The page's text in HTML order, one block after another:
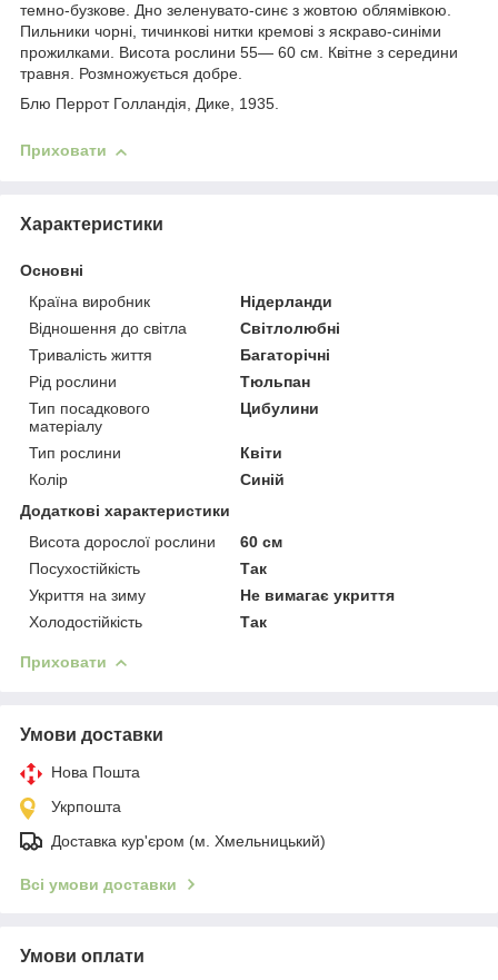
темно-бузкове. Дно зеленувато-синє з жовтою облямівкою.
Пильники чорні, тичинкові нитки кремові з яскраво-синіми
прожилками. Висота рослини 55— 60 см. Квітне з середини
травня. Розмножується добре.
Блю Перрот Голландія, Дике, 1935.
Приховати
Характеристики
Основні
Країна виробник
Нідерланди
Відношення до світла
Світлолюбні
Тривалість життя
Багаторічні
Рід рослини
Тюльпан
Тип посадкового
матеріалу
Цибулини
Тип рослини
Квіти
Колір
Синій
Додаткові характеристики
Висота дорослої рослини
60 см
Посухостійкість
Так
Укриття на зиму
Не вимагає укриття
Холодостійкість
Так
Приховати
Умови доставки
Нова Пошта
Укрпошта
Доставка кур'єром (м. Хмельницький)
Всі умови доставки
Умови оплати